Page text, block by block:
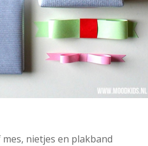
nietjes en plakband